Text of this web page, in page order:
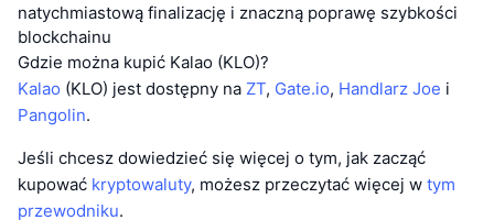
natychmiastową finalizację i znaczną poprawę szybkości
blockchainu
Gdzie można kupić Kalao (KLO)?
Kalao (KLO) jest dostępny na ZT, Gate.io, Handlarz Joe i
Pangolin.
Jeśli chcesz dowiedzieć się więcej o tym, jak zacząć
kupować kryptowaluty, możesz przeczytać więcej w tym
przewodniku.